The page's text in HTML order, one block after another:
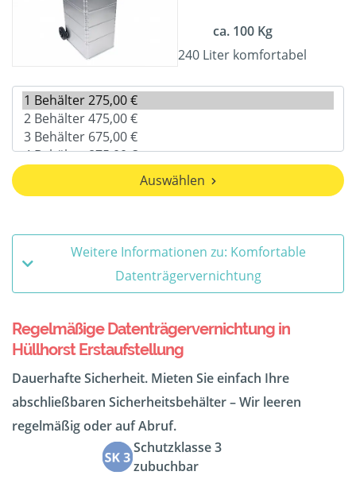
ca. 100 Kg
240 Liter komfortabel
Auswählen
Weitere Informationen zu: Komfortable
Datenträgervernichtung
Regelmäßige Datenträgervernichtung in
Hüllhorst Erstaufstellung
Dauerhafte Sicherheit. Mieten Sie einfach Ihre
abschließbaren Sicherheitsbehälter – Wir leeren
regelmäßig oder auf Abruf.
Schutzklasse 3
zubuchbar